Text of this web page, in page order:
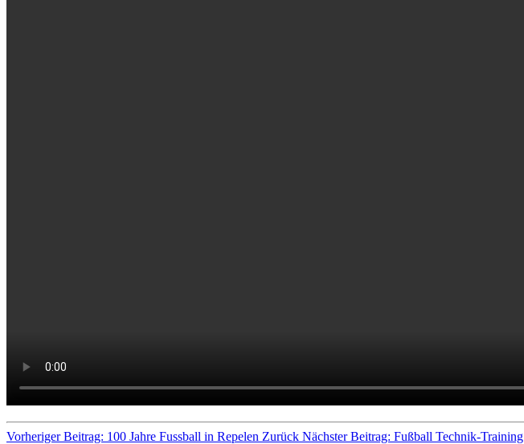
Vorheriger Beitrag: 100 Jahre Fussball in Repelen Zurück Nächster Beitrag: Fußball Technik-Training